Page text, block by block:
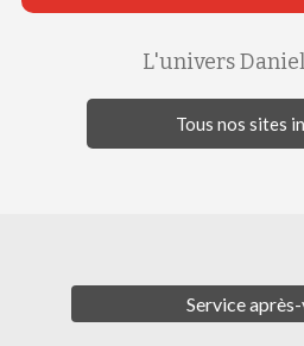
L'univers
Tous nos sites
Service